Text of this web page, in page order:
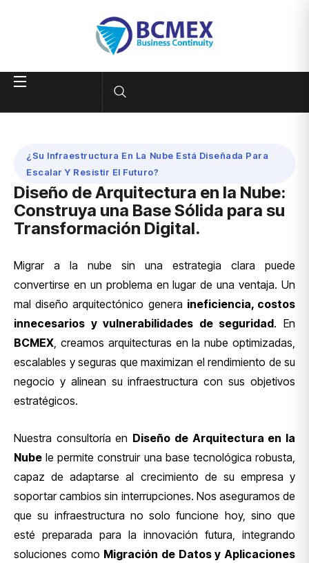
¿Su Infraestructura En La Nube Está Diseñada Para
Escalar Y Resistir El Futuro?
Diseño de Arquitectura en la Nube:
Construya una Base Sólida para su
Transformación Digital.
Migrar a la nube sin una estrategia clara puede
convertirse en un problema en lugar de una ventaja. Un
mal diseño arquitectónico genera ineficiencia, costos
innecesarios y vulnerabilidades de seguridad. En
BCMEX , creamos arquitecturas en la nube optimizadas,
escalables y seguras que maximizan el rendimiento de su
negocio y alinean su infraestructura con sus objetivos
estratégicos.
Nuestra consultoría en Diseño de Arquitectura en la
Nube le permite construir una base tecnológica robusta,
capaz de adaptarse al crecimiento de su empresa y
soportar cambios sin interrupciones. Nos aseguramos de
que su infraestructura no solo funcione hoy, sino que
esté preparada para la innovación futura, integrando
soluciones como Migración de Datos y Aplicaciones